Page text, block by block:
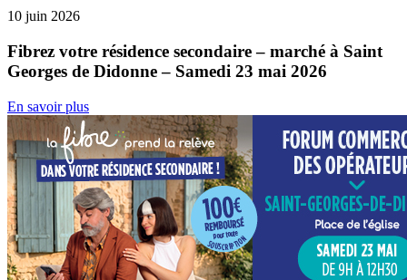
10 juin 2026
Fibrez votre résidence secondaire – marché à Saint
Georges de Didonne – Samedi 23 mai 2026
En savoir plus